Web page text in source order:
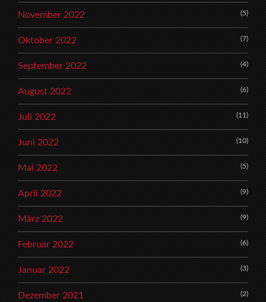
November 2022 (5)
Oktober 2022 (7)
September 2022 (4)
August 2022 (6)
Juli 2022 (11)
Juni 2022 (10)
Mai 2022 (5)
April 2022 (9)
März 2022 (9)
Februar 2022 (6)
Januar 2022 (3)
Dezember 2021 (2)